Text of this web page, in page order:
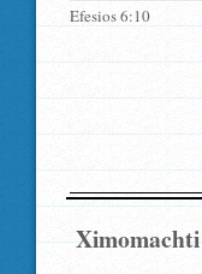
Efesios 6:10
Ximomachti